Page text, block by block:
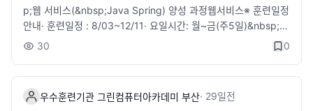
모바일 애플리케이션 개발을 위하여 애플리케이션의 요구사항을
확인하고 분석하는 능력을 함양할 수 있다.- 애플리케이션을 설계,
구현 및 테스트를 수행하고, 서비스를 개선하는 업무능력을 함양
할 수 있다.- 관계형데이터베이스에서 SQL을 사용하여 애플리케
이션의 기능에 적합한 데이터를 정의하고, 조작하며, 제어하는 능
요구를 분석 및 아이디어를 시각화하고, UI/UX 기획 및 설계를 수
p;웹 서비스(&nbsp;Java Spring) 양성 과정​웹서비스※ 훈련일정
안내​· ​훈련일정 : 8/03~12/11· 요일시간: 월~금(주5일)&nbsp; 0
9:00~18:00​· 모집정원: 30명&nbsp;※ 지원자격· 국민내일배움
계층) 훈련비 전액 지원&nbsp;&nbsp; &nbsp; &nbsp; &nbsp;
&nbsp; &nbsp;· ​훈련장려금 지급 : 국가기간전략산업직종 훈련
30 0
우수훈련기관 그린컴퓨터아카데미 부산· 29일전